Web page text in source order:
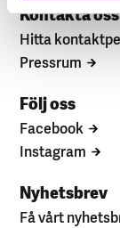
Kontakta oss
Hitta
Pressrum
Följ oss
Facebook
Instagram
Nyhetsbrev
Få vårt